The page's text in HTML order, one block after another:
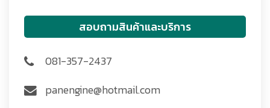
สอบถามสินค้าและบริการ
081-357-2437
panengine@hotmail.com